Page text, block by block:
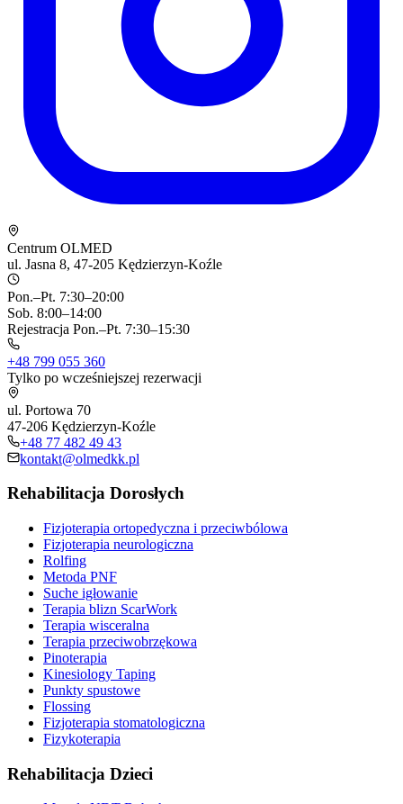
Centrum OLMED
ul. Jasna 8, 47-205 Kędzierzyn-Koźle
Pon.–Pt. 7:30–20:00
Sob. 8:00–14:00
Rejestracja Pon.–Pt. 7:30–15:30
+48 799 055 360
Tylko po wcześniejszej rezerwacji
ul. Portowa 70
47-206 Kędzierzyn-Koźle
+48 77 482 49 43
kontakt@olmedkk.pl
Rehabilitacja Dorosłych
Fizjoterapia ortopedyczna i przeciwbólowa
Fizjoterapia neurologiczna
Rolfing
Metoda PNF
Suche igłowanie
Terapia blizn ScarWork
Terapia wisceralna
Terapia przeciwobrzękowa
Pinoterapia
Kinesiology Taping
Punkty spustowe
Flossing
Fizjoterapia stomatologiczna
Fizykoterapia
Rehabilitacja Dzieci